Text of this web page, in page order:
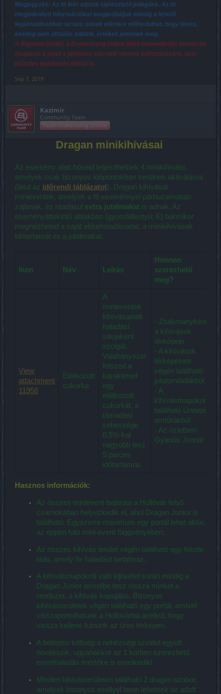
Megjegyzés: Az itt leírt adatok tájékoztató jellegűek. Az itt
megjelenített információkat megpróbáljuk mindig a lehető
legaktuálisabban tartani, ennek ellenére előfordulhat, hogy téves,
esetleg nem aktuális adatok, értékek jelennek meg.
A Bigpoint GmbH, a Drakensang Online játék üzemeltetője fenntartja
magának a jogot a játékban szereplő elemek változtatására, akár
előzetes bejelentés nélkül is.
Sep 7, 2019
Kazimir
Community Team
Team Drakensang Online
Dragan minikihívásai
Az esemény alatt hőseid teljesíthetnek 4 minikihívást,
amelyek csak bizonyos időpontokban kerülnek aktiválásra
(lásd az időrendi táblázatot). Dragan kihívásai
minieventek, amelyek a fő eseménnyel párhuzamosan
zajlanak, és ráadásul extra jutalmakat is adnak. Az
eseményáttekintő ablakban (gyorsbillentyű: E) bármikor
megnézheted a saját előrehaladásodat, a minikihívások
időtartamát és a jutalmakat.
Ikon Név Leírás
Honnan
szerezhető
meg?
View
attachment
11958
Elátkozott
cukorka
A
minieventek
kihívásainak
haladási
sávjaként
szolgál.
Valahányszor
felszed a
karaktered
egy
elátkozott
cukorkát, a
támadási
sebessége
0,5%-kal
nagyobb lesz
5 perces
időtartamra.
- Zsákmányként
a kihívások
térképein
- A kihívások
térképeinek
végén található
jutalomládákból
- A
kihívásmapokon
található Ünnepi
amfórákból
- Az üzletben
Gyanús Jonnál
Hasznos információk:
Az összes minievent bejárata a Hollóvár felső
csarnokában helyezkedik el, ahol Dragan Junior is
található. Egyszerre maximum egy portál lehet aktív,
az éppen futó mini-event függvényében.
Az összes kihívás terület végén található egy fekete
láda, amely fix haladást tartalmaz.
A kihívásmapokról való kijövetel során mindig a
Dragan Junior termébe tesz vissza minket a
rendszer, a kihívás kapujába. Bizonyos
kihívásterületek végén található egy portál, amivel
visszaportolhatunk a Hollóvárba anélkül, hogy
vissza kellene futnunk az üres térképen.
A belépési költség a nehézségi szinttel együtt
növekszik, ugyanakkor az 1 körben szerezhető
eventhaladás mértéke is emelkedik!
Minden kihívásterületen található 2 dragan szobor,
amelyek bizonyos eséllyel benn lehetnek az adott